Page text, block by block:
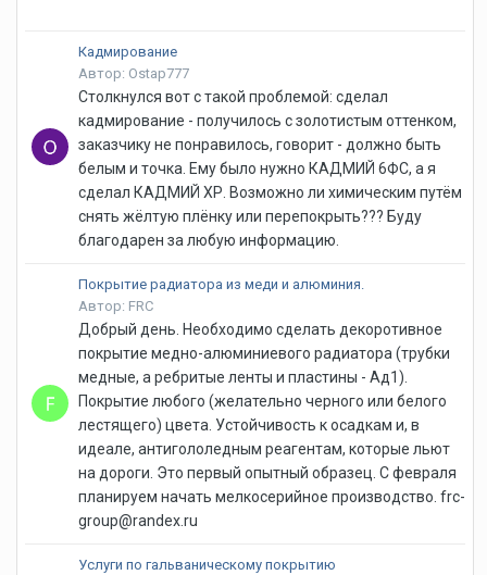
Кадмирование
Автор: Ostap777
Столкнулся вот с такой проблемой: сделал
кадмирование - получилось с золотистым оттенком,
заказчику не понравилось, говорит - должно быть
белым и точка. Ему было нужно КАДМИЙ 6ФС, а я
сделал КАДМИЙ ХР. Возможно ли химическим путём
снять жёлтую плёнку или перепокрыть??? Буду
благодарен за любую информацию.
Покрытие радиатора из меди и алюминия.
Автор: FRC
Добрый день. Необходимо сделать декоротивное
покрытие медно-алюминиевого радиатора (трубки
медные, а ребритые ленты и пластины - Ад1).
Покрытие любого (желательно черного или белого
лестящего) цвета. Устойчивость к осадкам и, в
идеале, антигололедным реагентам, которые льют
на дороги. Это первый опытный образец. С февраля
планируем начать мелкосерийное производство. frc-
group@randex.ru
Услуги по гальваническому покрытию